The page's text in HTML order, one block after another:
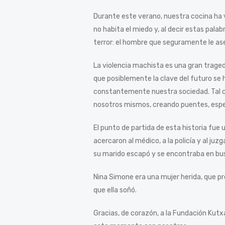
Durante este verano, nuestra cocina ha
no habita el miedo y, al decir estas
terror: el hombre que seguramente le
La violencia machista es una gran
que posiblemente la clave del futuro se
constantemente nuestra sociedad. Tal
nosotros mismos, creando puentes,
El punto de partida de esta historia fue
acercaron al médico, a la policía y al
su marido escapó y se encontraba en
Nina Simone era una mujer herida, que
que ella soñó.
Gracias, de corazón, a la Fundación